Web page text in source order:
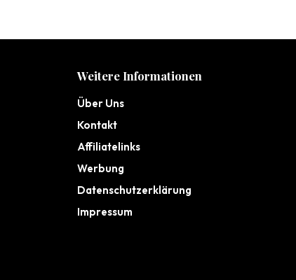
Weitere Informationen
Über Uns
Kontakt
Affiliatelinks
Werbung
Datenschutzerklärung
Impressum